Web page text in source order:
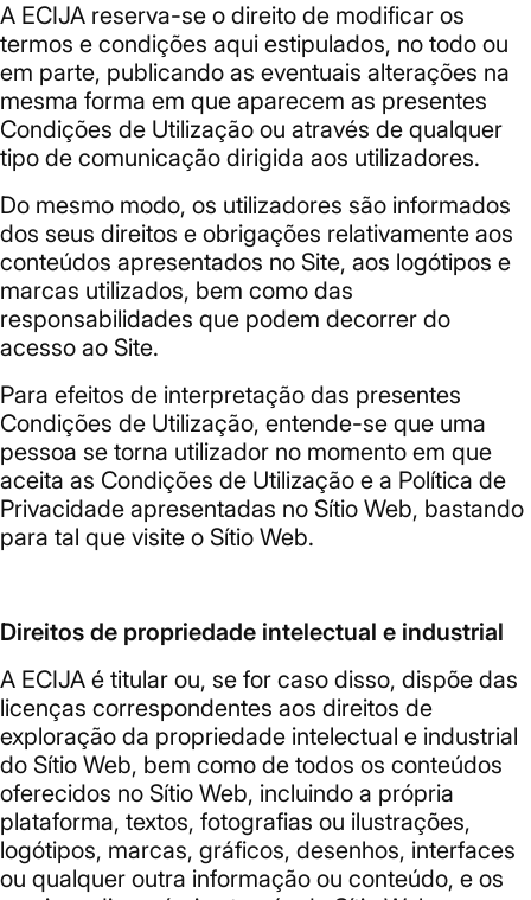
A ECIJA reserva-se o direito de modificar os
termos e condições aqui estipulados, no todo ou
em parte, publicando as eventuais alterações na
mesma forma em que aparecem as presentes
Condições de Utilização ou através de qualquer
tipo de comunicação dirigida aos utilizadores.
Do mesmo modo, os utilizadores são informados
dos seus direitos e obrigações relativamente aos
conteúdos apresentados no Site, aos logótipos e
marcas utilizados, bem como das
responsabilidades que podem decorrer do
acesso ao Site.
Para efeitos de interpretação das presentes
Condições de Utilização, entende-se que uma
pessoa se torna utilizador no momento em que
aceita as Condições de Utilização e a Política de
Privacidade apresentadas no Sítio Web, bastando
para tal que visite o Sítio Web.
Direitos de propriedade intelectual e industrial
A ECIJA é titular ou, se for caso disso, dispõe das
licenças correspondentes aos direitos de
exploração da propriedade intelectual e industrial
do Sítio Web, bem como de todos os conteúdos
oferecidos no Sítio Web, incluindo a própria
plataforma, textos, fotografias ou ilustrações,
logótipos, marcas, gráficos, desenhos, interfaces
ou qualquer outra informação ou conteúdo, e os